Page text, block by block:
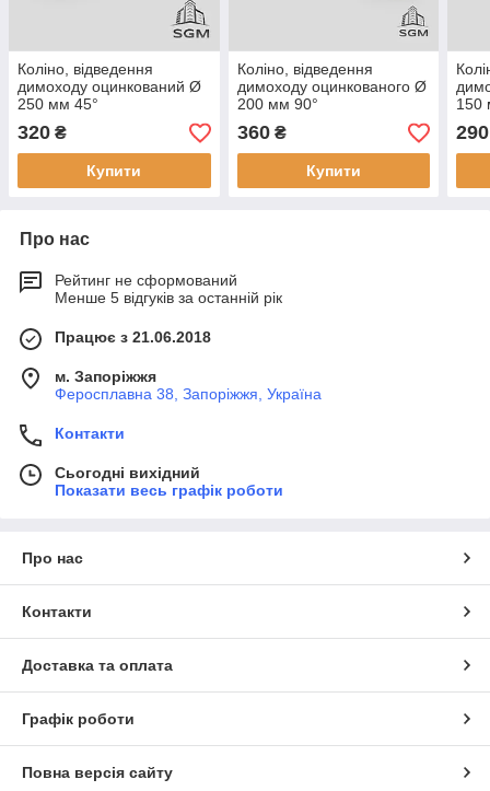
Коліно, відведення
димоходу оцинкований Ø
250 мм 45°
320 ₴
Купити
Коліно, відведення
димоходу оцинкованого Ø
200 мм 90°
360₴
Купити
150
290
Про нас
Рейтинг не сформований
Менше 5 відгуків за останній рік
Працює з 21.06.2018
м. Запоріжжя
Феросплавна 38, Запоріжжя, Україна
Контакти
Сьогодні вихідний
Показати весь графік роботи
Про нас
Контакти
Доставка та оплата
Графік роботи
Повна версія сайту